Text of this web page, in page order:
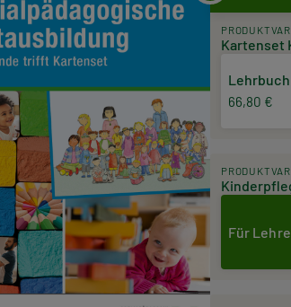
Kartenset
Lehrbuch
66,80 €
Für